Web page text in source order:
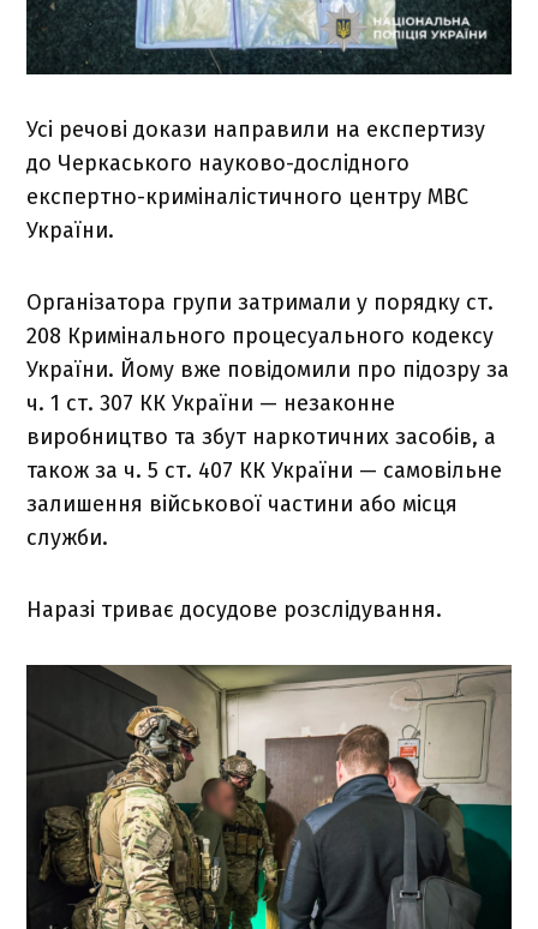
Усі речові докази направили на експертизу
до Черкаського науково-дослідного
експертно-криміналістичного центру МВС
України.
Організатора групи затримали у порядку ст.
208 Кримінального процесуального кодексу
України. Йому вже повідомили про підозру за
ч. 1 ст. 307 КК України — незаконне
виробництво та збут наркотичних засобів, а
також за ч. 5 ст. 407 КК України — самовільне
залишення військової частини або місця
служби.
Наразі триває досудове розслідування.